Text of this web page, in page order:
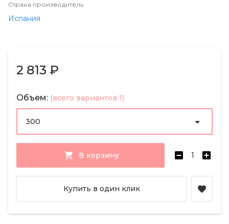
Страна производитель
Испания
2 813 ₽
Объем: (всего вариантов 1)
300
В корзину
Купить в один клик